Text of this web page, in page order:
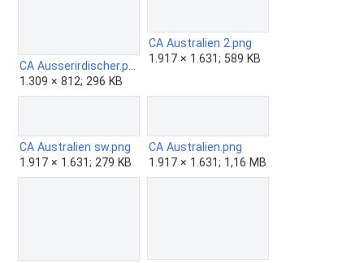
1.309 × 812; 296 KB
CA Australien 2.png
1.917 × 1.631; 589 KB
CA Australien sw.png
1.917 × 1.631; 279 KB
CA Australien.png
1.917 × 1.631; 1,16 MB